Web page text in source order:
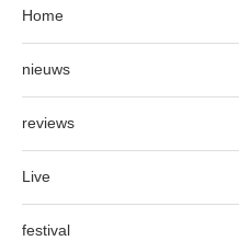
Home
nieuws
reviews
Live
festival